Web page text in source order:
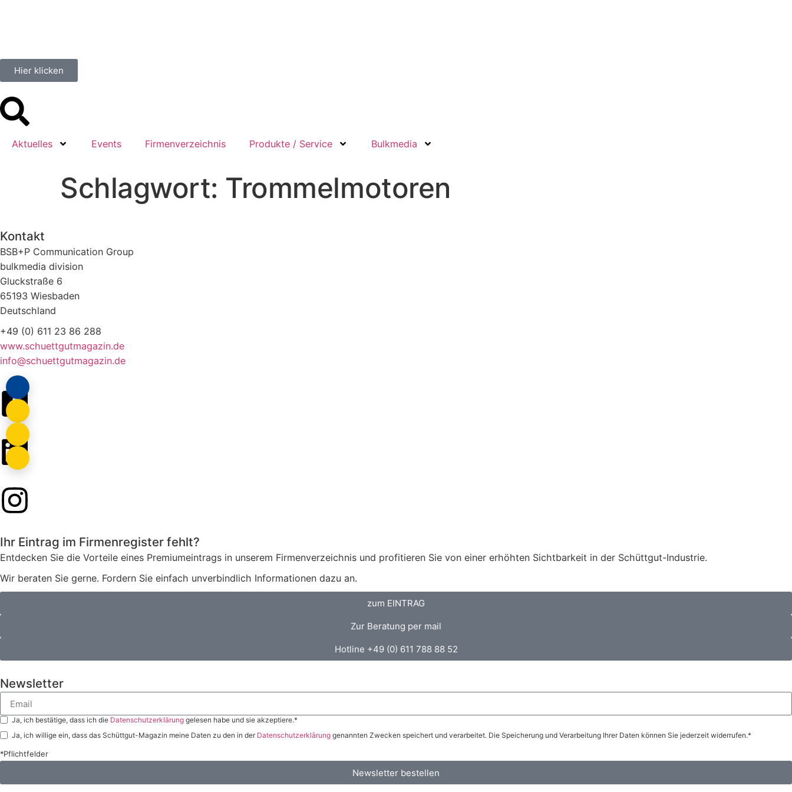
Hier klicken
Aktuelles Events Firmenverzeichnis Produkte / Service Bulkmedia
Schlagwort: Trommelmotoren
Kontakt
BSB+P Communication Group
bulkmedia division
Gluckstraße 6
65193 Wiesbaden
Deutschland
+49 (0) 611 23 86 288
www.schuettgutmagazin.de
info@schuettgutmagazin.de
Ihr Eintrag im Firmenregister fehlt?
Entdecken Sie die Vorteile eines Premiumeintrags in unserem Firmenverzeichnis und profitieren Sie von einer erhöhten Sichtbarkeit in der Schüttgut-Industrie.
Wir beraten Sie gerne. Fordern Sie einfach unverbindlich Informationen dazu an.
zum EINTRAG
Zur Beratung per mail
Hotline +49 (0) 611 788 88 52
Newsletter
Ja, ich bestätige, dass ich die Datenschutzerklärung gelesen habe und sie akzeptiere.*
Ja, ich willige ein, dass das Schüttgut-Magazin meine Daten zu den in der Datenschutzerklärung genannten Zwecken speichert und verarbeitet. Die Speicherung und Verarbeitung Ihrer Daten können Sie jederzeit widerrufen.*
*Pflichtfelder
Newsletter bestellen